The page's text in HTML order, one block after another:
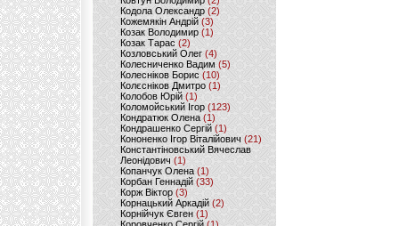
Кодола Олександр (2)
Кожемякін Андрій (3)
Козак Володимир (1)
Козак Тарас (2)
Козловський Олег(4)
Колесниченко Вадим (5)
Колесніков Борис (10)
Колєсніков Дмитро (1)
Колобов Юрій (1)
Коломойський Ігор (123)
Кондратюк Олена(1)
Кондрашенко Сергій (1)
Кононенко Ігор Віталійович (21)
Константіновський Вячеслав
Леонідович (1)
Копанчук Олена (1)
Корбан Геннадій (33)
Корж Віктор (3)
Корнацький Аркадій (2)
Корнійчук Євген (1)